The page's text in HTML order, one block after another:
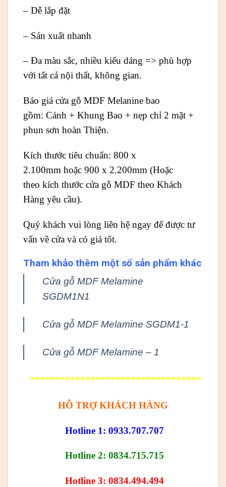
– Dễ lắp đặt
– Sản xuất nhanh
– Đa màu sắc, nhiều kiểu dáng => phù hợp
với tất cả nội thất, không gian.
Báo giá cửa gỗ MDF Melanine bao
gồm: Cánh + Khung Bao + nẹp chỉ 2 mặt +
phun sơn hoàn Thiện.
Kích thước tiêu chuẩn: 800 x
2.100mm hoặc 900 x 2.200mm (Hoặc
theo kích thước cửa gỗ MDF theo Khách
Hàng yêu cầu).
Quý khách vui lòng liên hệ ngay để được tư
vấn về cửa và có giá tốt.
Tham khảo thêm một số sản phẩm khác
Cửa gỗ MDF Melamine
SGDM1N1
Cửa gỗ MDF Melamine SGDM1-1
Cửa gỗ MDF Melamine – 1
**********************************
HỖ TRỢ KHÁCH HÀNG
Hotline 1: 0933.707.707
Hotline 2: 0834.715.715
Hotline 3: 0834.494.494